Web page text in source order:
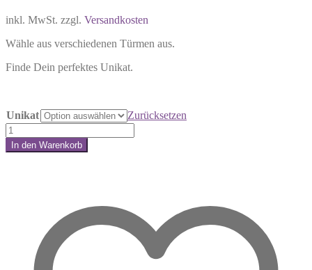
inkl. MwSt. zzgl. Versandkosten
Wähle aus verschiedenen Türmen aus.
Finde Dein perfektes Unikat.
Unikat
Zurücksetzen
Lapis
Lazuli
Turm
In den Warenkorb